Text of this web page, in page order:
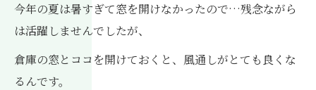
今年の夏は暑すぎて窓を開けなかったので…残念ながら
は活躍しませんでしたが、
倉庫の窓とココを開けておくと、風通しがとても良くな
るんです。